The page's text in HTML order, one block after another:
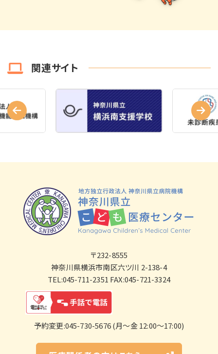
関連サイト
〒232-8555
神奈川県横浜市南区六ツ川 2-138-4
TEL:045-711-2351 FAX:045-721-3324
予約変更:045-730-5676 (月～金 12:00～17:00)